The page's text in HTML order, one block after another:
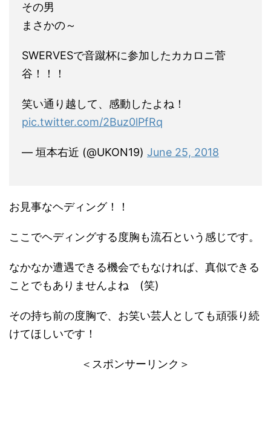
その男
まさかの～
SWERVESで音蹴杯に参加したカカロニ菅
谷！！！
笑い通り越して、感動したよね！
pic.twitter.com/2Buz0lPfRq
— 垣本右近 (@UKON19) June 25, 2018
お見事なヘディング！！
ここでヘディングする度胸も流石という感じです。
なかなか遭遇できる機会でもなければ、真似できる
ことでもありませんよね (笑)
その持ち前の度胸で、お笑い芸人としても頑張り続
けてほしいです！
＜スポンサーリンク＞